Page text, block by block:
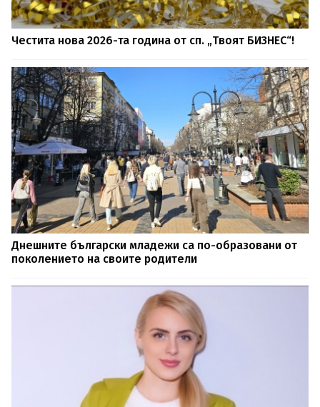
Честита нова 2026-та година от сп. „Твоят БИЗНЕС“!
Днешните български младежи са по-образовани от
поколението на своите родители